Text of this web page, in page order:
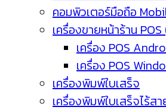
คอมพิวเตอร์มือถือ
เครื่องขายหน้าร้าน
เครื่อง POS
เครื่อง POS
เครื่องพิมพ์ใบเสร็จ
เครื่องพิมพ์ใบเสร็จไร้ส